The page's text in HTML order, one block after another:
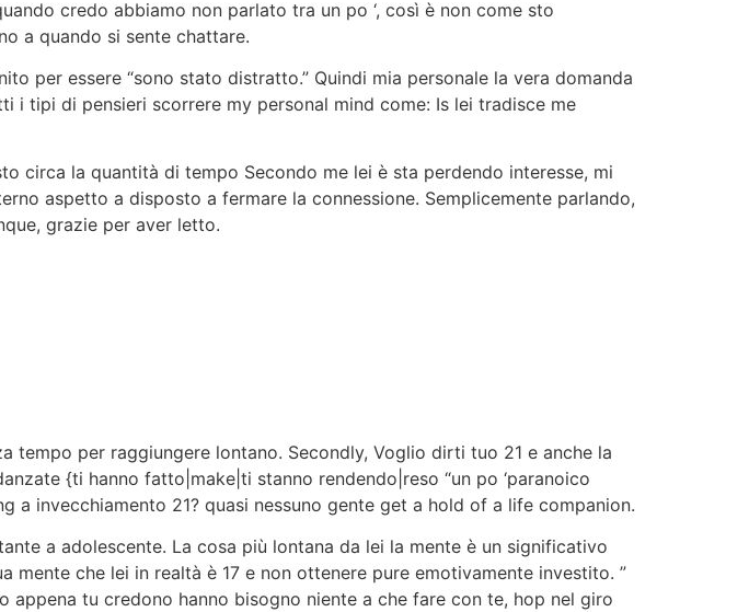
credo abbiamo non parlato tra un po ‘, così è non come sto
a quando si sente chattare.
per essere “sono stato distratto.” Quindi mia personale la vera domanda
i tipi di pensieri scorrere my personal mind come: Is lei tradisce me
circa la quantità di tempo Secondo me lei è sta perdendo interesse, mi
aspetto a disposto a fermare la connessione. Semplicemente parlando,
grazie per aver letto.
per raggiungere lontano. Secondly, Voglio dirti tuo 21 e anche la
{ti hanno fatto|make|ti stanno rendendo|reso “un po ‘paranoico
a invecchiamento 21? quasi nessuno gente get a hold of a life companion.
a adolescente. La cosa più lontana da lei la mente è un significativo
che lei in realtà è 17 e non ottenere pure emotivamente investito. ”
tu credono hanno bisogno niente a che fare con te, hop nel giro